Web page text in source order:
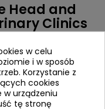
Head and
Clinics
Practice
w celu
i w sposób
Korzystanie z
cookies
w urządzeniu
tę stronę